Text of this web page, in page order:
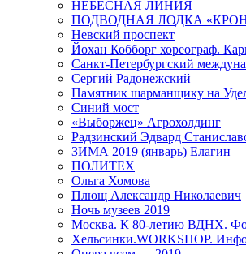
НЕБЕСНАЯ ЛИНИЯ
ПОДВОДНАЯ ЛОДКА
Невский проспект
Йохан Кобборг хореограф.
Санкт-Петербургский
Сергий Радонежский
Памятник шарманщику на
Синий мост
«Выборжец» Агрохолдинг
Радзинский Эдвард
ЗИМА 2019 (январь) Елагин
ПОЛИТЕХ
Ольга Хомова
Плющ Александр Николаевич
Ночь музеев 2019
Москва. К 80-летию ВДНХ.
Хельсинки.WORKSHOP.